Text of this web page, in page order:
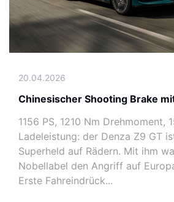
20.04.2026
Chinesischer Shooting Brake
1156 PS, 1210 Nm Drehmoment,
Ladeleistung: der Denza Z9 GT
Superheld auf Rädern. Mit ihm
Nobellabel den Angriff auf
Erste Fahreindrück...